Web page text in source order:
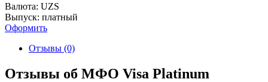
Валюта: UZS
Выпуск: платный
Оформить
Отзывы (0)
Отзывы об МФО Visa Platinum